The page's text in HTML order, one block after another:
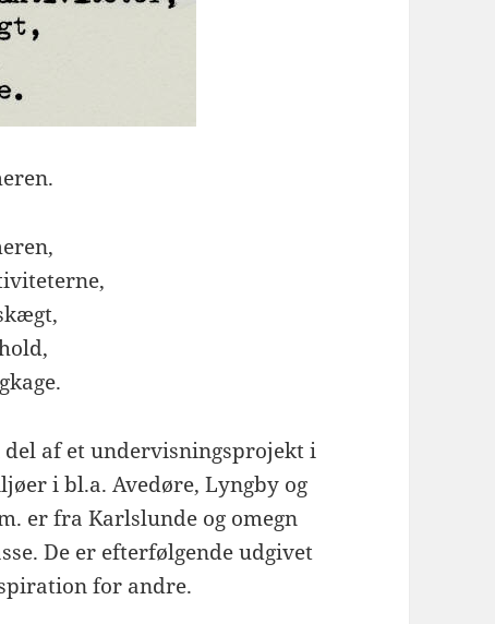
del af et undervisningsprojekt i
i bl.a. Avedøre, Lyngby og
er fra Karlslunde og omegn
De er efterfølgende udgivet
for andre.